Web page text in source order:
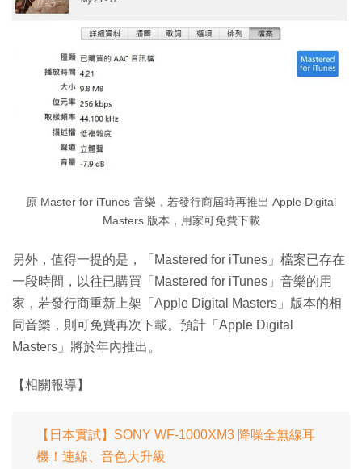
原 Master for iTunes 音樂，若發行商屆時再推出 Apple Digital
Masters 版本，用家可免費下載
另外，值得一提的是，「Mastered for iTunes」檔案已存在
一段時間，以往已購買「Mastered for iTunes」音樂的用
家，若發行商重新上架「Apple Digital Masters」版本的相
同音樂，則可免費再次下載。預計「Apple Digital
Masters」將於年內推出。
【相關報導】
【日本實試】SONY WF-1000XM3 降噪全無線耳
機！連線、音色大升級